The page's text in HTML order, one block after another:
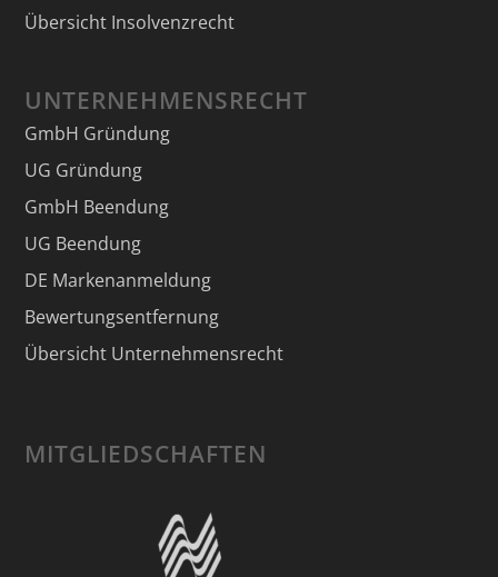
Übersicht Insolvenzrecht
UNTERNEHMENSRECHT
GmbH Gründung
UG Gründung
GmbH Beendung
UG Beendung
DE Markenanmeldung
Bewertungsentfernung
Übersicht Unternehmensrecht
MITGLIEDSCHAFTEN